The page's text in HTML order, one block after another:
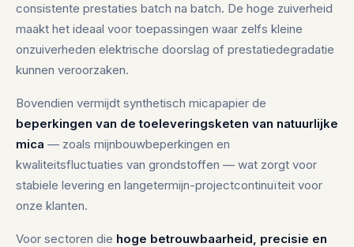
consistente prestaties batch na batch. De hoge zuiverheid
maakt het ideaal voor toepassingen waar zelfs kleine
onzuiverheden elektrische doorslag of prestatiedegradatie
kunnen veroorzaken.
Bovendien vermijdt synthetisch micapapier de
beperkingen van de toeleveringsketen van natuurlijke
mica — zoals mijnbouwbeperkingen en
kwaliteitsfluctuaties van grondstoffen — wat zorgt voor
stabiele levering en langetermijn-projectcontinuïteit voor
onze klanten.
Voor sectoren die hoge betrouwbaarheid, precisie en